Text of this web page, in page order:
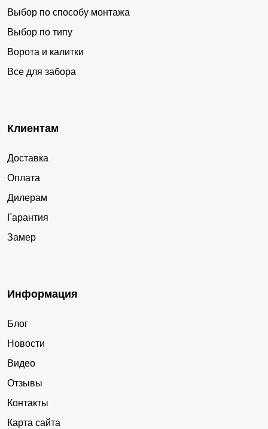
Выбор по способу монтажа
Выбор по типу
Ворота и калитки
Все для забора
Клиентам
Доставка
Оплата
Дилерам
Гарантия
Замер
Информация
Блог
Новости
Видео
Отзывы
Контакты
Карта сайта